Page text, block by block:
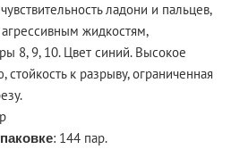
ладони и пальцев,
агрессивным жидкостям,
8, 9, 10. Цвет синий. Высокое
к разрыву, ограниченная
: 144 пар.